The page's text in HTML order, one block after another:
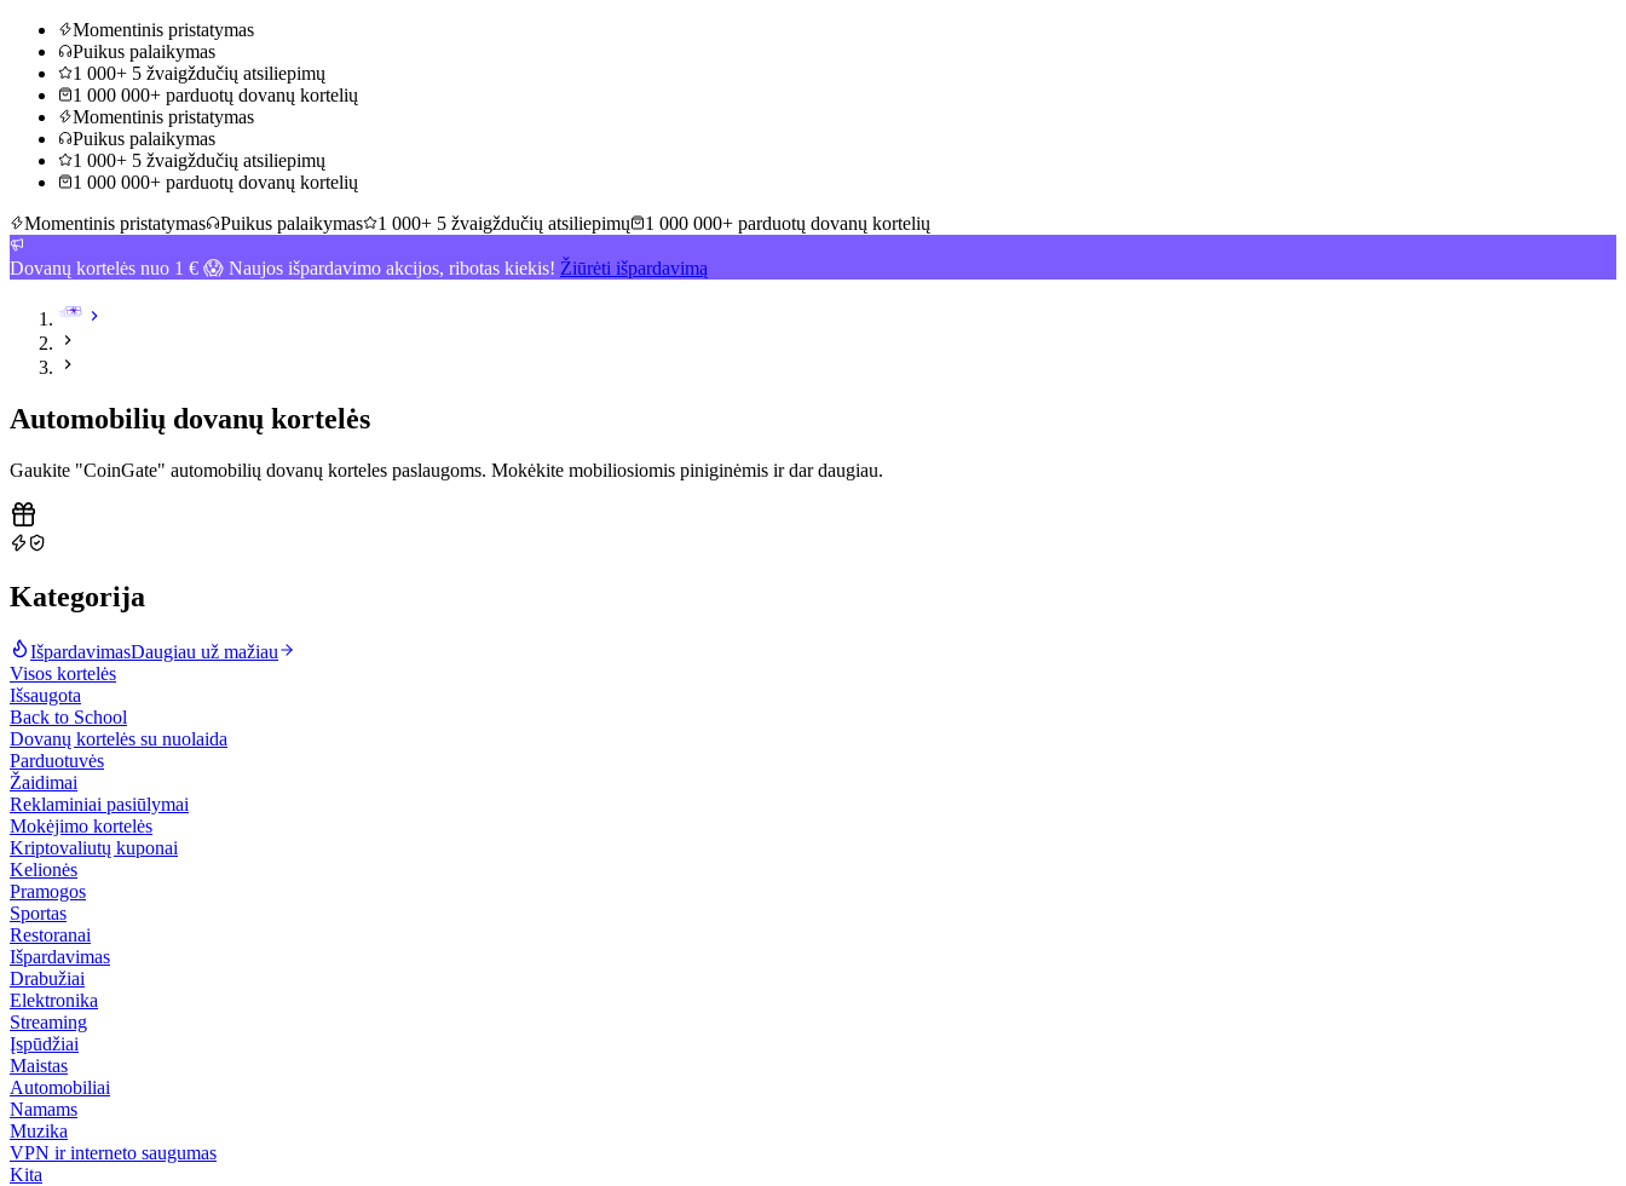
Momentinis pristatymas
Puikus palaikymas
1 000+ 5 žvaigždučių atsiliepimų
1 000 000+ parduotų dovanų kortelių
Momentinis pristatymas
Puikus palaikymas
1 000+ 5 žvaigždučių atsiliepimų
1 000 000+ parduotų dovanų kortelių
Momentinis pristatymas
Puikus palaikymas 1 000+ 5 žvaigždučių atsiliepimų 1 000 000+ parduotų dovanų kortelių
Dovanų kortelės nuo 1 € 😱 Naujos išpardavimo akcijos, ribotas kiekis! Žiūrėti išpardavimą
Automobilių dovanų kortelės
Gaukite "CoinGate" automobilių dovanų korteles paslaugoms. Mokėkite mobiliosiomis piniginėmis ir dar daugiau.
Kategorija
IšpardavimasDaugiau už mažiau
Visos kortelės
Išsaugota
Back to School
Dovanų kortelės su nuolaida
Parduotuvės
Žaidimai
Reklaminiai pasiūlymai
Mokėjimo kortelės
Kriptovaliutų kuponai
Kelionės
Pramogos
Sportas
Restoranai
Išpardavimas
Drabužiai
Elektronika
Streaming
Įspūdžiai
Maistas
Automobiliai
Namams
Muzika
VPN ir interneto saugumas
Kita